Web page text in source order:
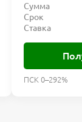
Сумма
Срок
Ставка
ПСК 0–292%